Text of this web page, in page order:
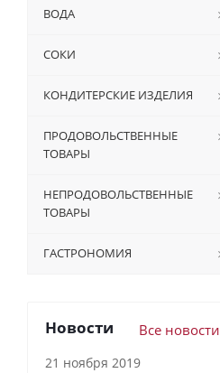
ВОДА
СОКИ
КОНДИТЕРСКИЕ ИЗДЕЛИЯ
ПРОДОВОЛЬСТВЕННЫЕ
ТОВАРЫ
НЕПРОДОВОЛЬСТВЕННЫЕ
ТОВАРЫ
ГАСТРОНОМИЯ
Новости Все новости
21 ноября 2019